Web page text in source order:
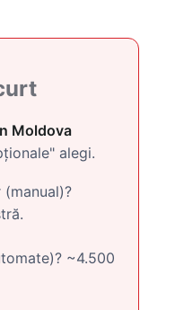
Moldova
alegi.
~4.500